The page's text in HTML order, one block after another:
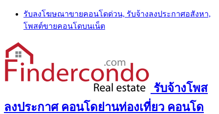
Skip
content
รับลงโฆษณาขายคอนโดด่วน, รับจ้างลงประกาศอสังหา,
โพสต์ขายคอนโดบนเน็ต
รับจ้างโพส
ลงประกาศ คอนโดย่านท่องเที่ยว คอนโด